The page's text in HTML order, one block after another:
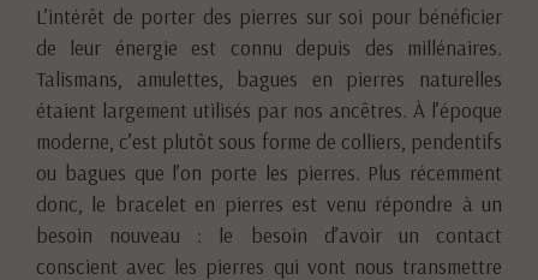
L’intérêt de porter des pierres sur soi pour bénéficier
de leur énergie est connu depuis des millénaires.
Talismans, amulettes, bagues en pierres naturelles
étaient largement utilisés par nos ancêtres. À l’époque
moderne, c’est plutôt sous forme de colliers, pendentifs
ou bagues que l’on porte les pierres. Plus récemment
donc, le bracelet en pierres est venu répondre à un
besoin nouveau : le besoin d’avoir un contact
conscient avec les pierres qui vont nous transmettre